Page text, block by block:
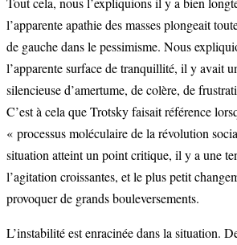
l’apparente apathie des masses plongeait
de gauche dans le pessimisme. Nous
l’apparente surface de tranquillité, il y avait
silencieuse d’amertume, de colère, de
C’est à cela que Trotsky faisait référence
« processus moléculaire de la révolution
situation atteint un point critique, il y a une
l’agitation croissantes, et le plus petit
provoquer de grands bouleversements.
L’instabilité est enracinée dans la situation.